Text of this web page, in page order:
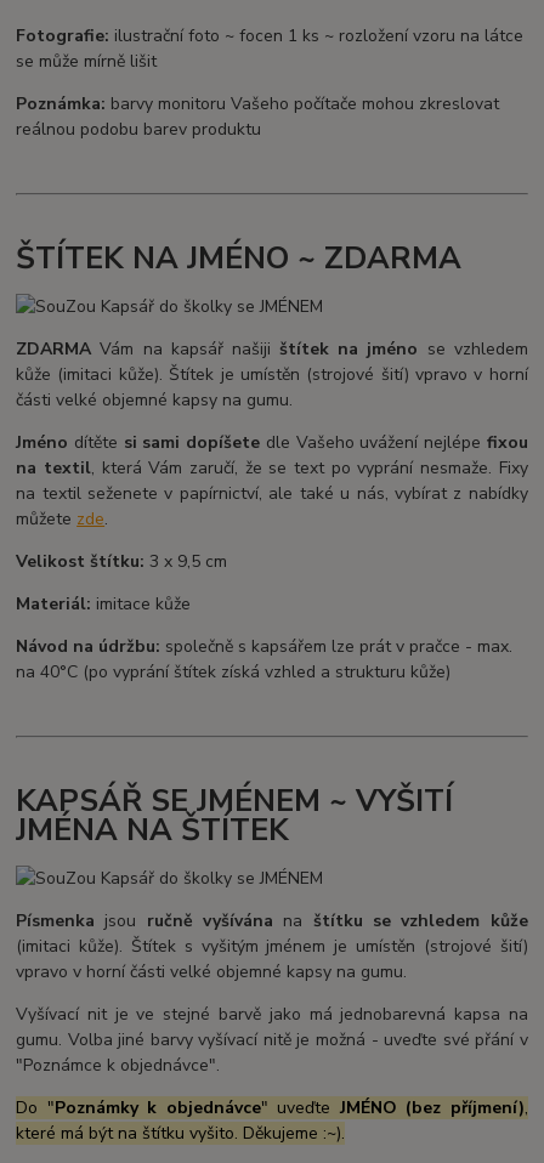
Fotografie: ilustrační foto ~ focen 1 ks ~ rozložení vzoru na látce
se může mírně lišit
Poznámka: barvy monitoru Vašeho počítače mohou zkreslovat
reálnou podobu barev produktu
ŠTÍTEK NA JMÉNO ~ ZDARMA
ZDARMAVám na kapsář našiji štítek na jméno se vzhledem
kůže (imitaci kůže). Štítek je umístěn (strojové šití) vpravo v horní
části velké objemné kapsy na gumu.
Jméno dítěte si sami dopíšete dle Vašeho uvážení nejlépe fixou
na textil, která Vám zaručí, že se text po vyprání nesmaže. Fixy
na textil seženete v papírnictví, ale také u nás, vybírat z nabídky
můžete zde.
Velikost štítku:3 x 9,5 cm
Materiál: imitace kůže
Návod na údržbu: společně s kapsářem lze prát v pračce - max.
na 40°C (po vyprání štítek získá vzhled a strukturu kůže)
KAPSÁŘ SE JMÉNEM ~ VYŠITÍ
JMÉNA NA ŠTÍTEK
Písmenka jsou ručně vyšívána na štítku se vzhledem kůže
(imitaci kůže). Štítek s vyšitým jménem je umístěn (strojové šití)
vpravo v horní části velké objemné kapsy na gumu.
Vyšívací nit je ve stejné barvě jako má jednobarevná kapsa na
gumu. Volba jiné barvy vyšívací nitě je možná - uveďte své přání v
"Poznámce k objednávce".
Do "Poznámky k objednávce" uveďte JMÉNO (bez příjmení),
které má být na štítku vyšito. Děkujeme :~).